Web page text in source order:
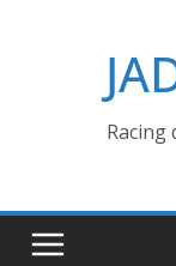
Melihat
Next
Fuso
Racing